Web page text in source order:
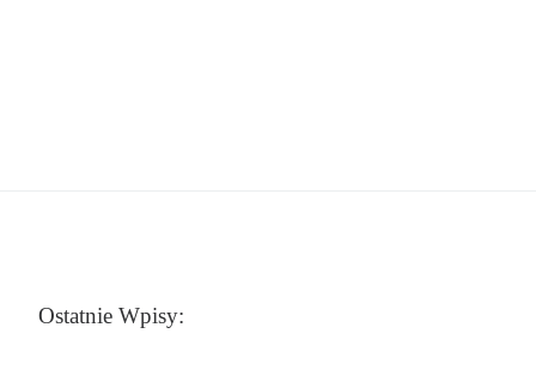
Ostatnie Wpisy: